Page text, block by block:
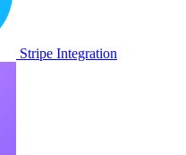
Stripe Integration